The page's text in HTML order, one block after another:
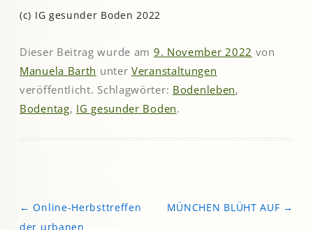
(c) IG gesunder Boden 2022
Dieser Beitrag wurde am 9. November 2022 von
Manuela Barth unterVeranstaltungen
veröffentlicht. Schlagwörter: Bodenleben,
Bodentag, IG gesunder Boden.
← Online-Herbsttreffen
der urbanen
MÜNCHEN BLÜHT AUF →